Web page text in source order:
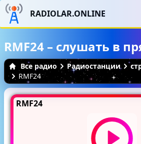
RADIOLAR.ONLINE
RMF24 – слушать в
Все радио Радиостанции
RMF24
RMF24